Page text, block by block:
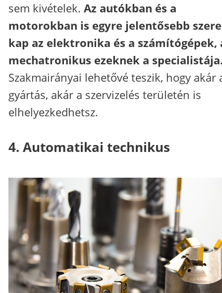
sem kivételek. Az autókban és a
motorokban is egyre jelentősebb
kap az elektronika és a számítógépek,
mechatronikus ezeknek a
Szakmairányai lehetővé teszik, hogy akár
gyártás, akár a szervizelés területén is
elhelyezkedhetsz.
4. Automatikai technikus